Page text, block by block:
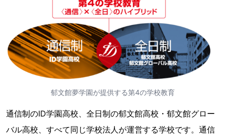
郁文館夢学園が提供する第4の学校教育
通信制のID学園高校、全日制の郁文館高校・郁文館グロー
バル高校、すべて同じ学校法人が運営する学校です。通信